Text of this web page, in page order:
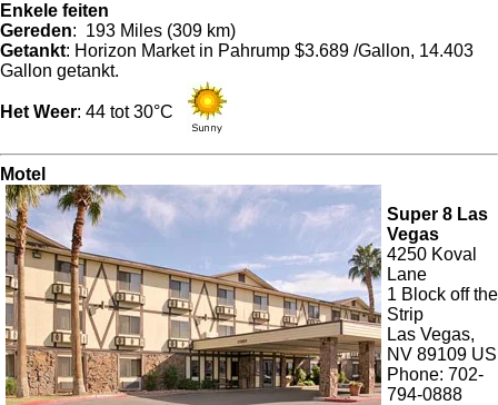
Enkele feiten
Gereden: 193 Miles (309 km)
Getankt: Horizon Market in Pahrump $3.689 /Gallon, 14.403
Gallon getankt.
Het Weer: 44 tot 30°C
Motel
Super 8 Las
Vegas
4250 Koval
Lane
1 Block off the
Strip
Las Vegas,
NV 89109 US
Phone: 702-
794-0888